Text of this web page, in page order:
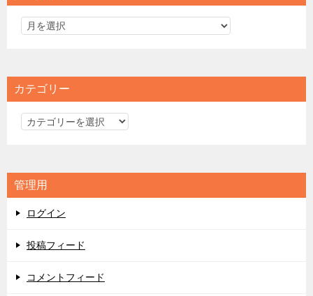
カテゴリー
カ
リ
ー
管理用
ログイン
投稿フィード
コメントフィード